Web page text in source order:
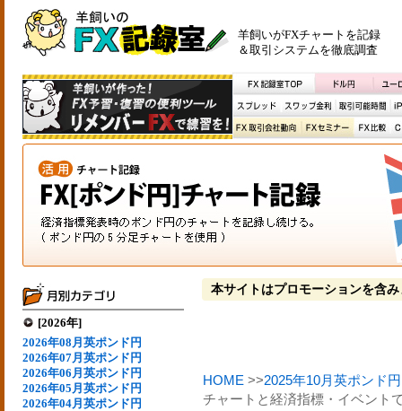
羊飼いがFXチャートを記録
＆取引システムを徹底調査
[2026年]
2026年08月英ポンド円
2026年07月英ポンド円
2026年06月英ポンド円
2026年05月英ポンド円
2026年04月英ポンド円
本サイトはプロモーションを含み
HOME >>2025年10月英ポンド円
チャートと経済指標・イベント